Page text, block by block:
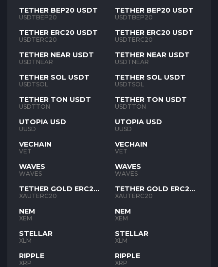
TETHER BEP20 USDT
USDTBEP20
TETHER ERC20 USDT
USDTERC20
TETHER NEAR USDT
USDTNEAR
TETHER SOL USDT
USDTSOL
TETHER TON USDT
USDTTON
UTOPIA USD
UUSD
VECHAIN
VET
WAVES
WAVES
TETHER GOLD ERC20
XAUT
XAUTERC20
NEM
XEM
STELLAR
XLM
RIPPLE
XRP
TETHER BEP20 USDT
USDTBEP20
TETHER ERC20 USDT
USDTERC20
TETHER NEAR USDT
USDTNEAR
TETHER SOL USDT
USDTSOL
TETHER TON USDT
USDTTON
UTOPIA USD
UUSD
VECHAIN
VET
WAVES
WAVES
TETHER GOLD ERC20
XAUT
XAUTERC20
NEM
XEM
STELLAR
XLM
RIPPLE
XRP